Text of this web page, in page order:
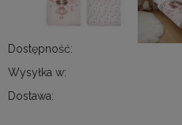
Dostępność:
Wysyłka w:
Dostawa: